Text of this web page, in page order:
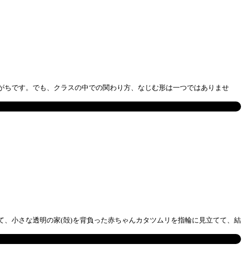
です。でも、クラスの中での関わり方、なじむ形は一つではありませ
小さな透明の家(殻)を背負った赤ちゃんカタツムリを指輪に見立てて、結